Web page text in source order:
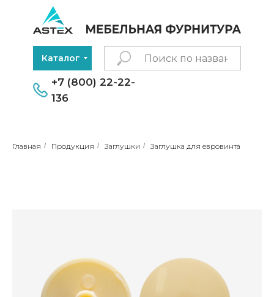
+7 (800) 22-22-
136
Каталог
Главная / Продукция / Заглушки / Заглушка для евровинта